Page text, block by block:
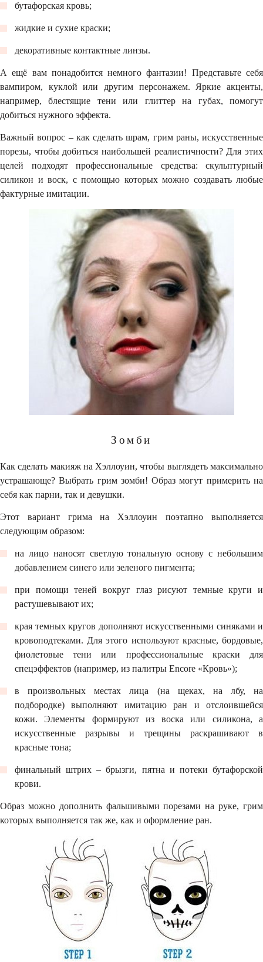
бутафорская кровь;
жидкие и сухие краски;
декоративные контактные линзы.
А ещё вам понадобится немного фантазии! Представьте себя
вампиром, куклой или другим персонажем. Яркие акценты,
например, блестящие тени или глиттер на губах, помогут
добиться нужного эффекта.
Важный вопрос – как сделать шрам, грим раны, искусственные
порезы, чтобы добиться наибольшей реалистичности? Для этих
целей подходят профессиональные средства: скульптурный
силикон и воск, с помощью которых можно создавать любые
фактурные имитации.
Зомби
Как сделать макияж на Хэллоуин, чтобы выглядеть максимально
устрашающе? Выбрать грим зомби! Образ могут примерить на
себя как парни, так и девушки.
Этот вариант грима на Хэллоуин поэтапно выполняется
следующим образом:
на лицо наносят светлую тональную основу с небольшим
добавлением синего или зеленого пигмента;
при помощи теней вокруг глаз рисуют темные круги и
растушевывают их;
края темных кругов дополняют искусственными синяками и
кровоподтеками. Для этого используют красные, бордовые,
фиолетовые тени или профессиональные краски для
спецэффектов (например, из палитры Encore «Кровь»);
в произвольных местах лица (на щеках, на лбу, на
подбородке) выполняют имитацию ран и отслоившейся
кожи. Элементы формируют из воска или силикона, а
искусственные разрывы и трещины раскрашивают в
красные тона;
финальный штрих – брызги, пятна и потеки бутафорской
крови.
Образ можно дополнить фальшивыми порезами на руке, грим
которых выполняется так же, как и оформление ран.